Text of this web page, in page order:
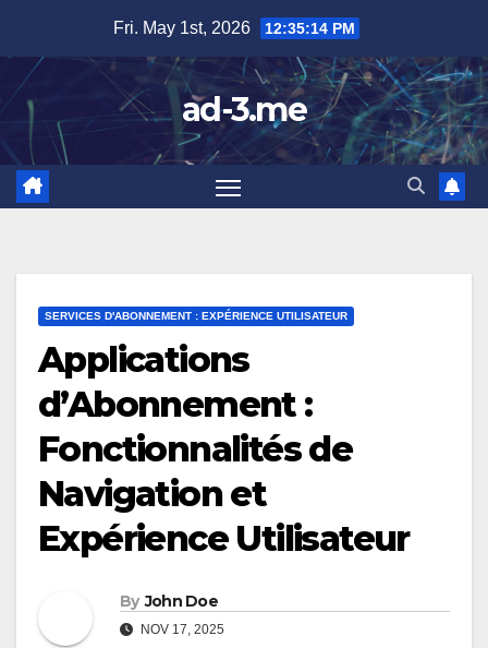
content
Fri. May 1st, 2026 12:35:15 PM
ad-3.me
SERVICES D'ABONNEMENT : EXPÉRIENCE UTILISATEUR
Applications
d’Abonnement :
Fonctionnalités de
Navigation et
Expérience Utilisateur
By John Doe
NOV 17, 2025